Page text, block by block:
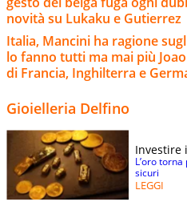
novità su Lukaku e Gutierrez
Italia, Mancini ha ragione
lo fanno tutti ma mai più
di Francia, Inghilterra e
Gioielleria Delfino
Investire
L’oro
sicuri
LEGGI